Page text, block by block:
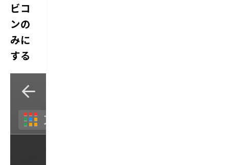
ビコ
ンの
みに
する